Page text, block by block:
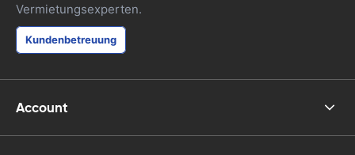
Vermietungsexperten.
Kundenbetreuung
Account